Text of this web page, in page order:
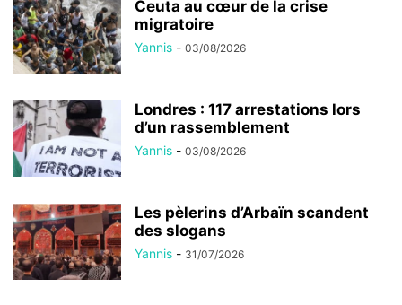
Ceuta au cœur de la crise
migratoire
Yannis - 03/08/2026
Londres : 117 arrestations lors
d’un rassemblement
Yannis - 03/08/2026
Les pèlerins d’Arbaïn scandent
des slogans
Yannis - 31/07/2026